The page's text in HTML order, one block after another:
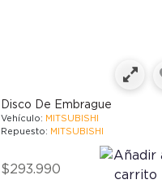
Disco De Embrague
Vehículo: MITSUBISHI
Repuesto: MITSUBISHI
$293.990